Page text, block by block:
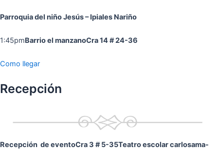
Parroquia del niño Jesús– Ipiales Nariño
1:45pmBarrio el manzanoCra 14 # 24-36
Como llegar
Recepción
Recepción de eventoCra 3 # 5-35Teatro escolar carlosama-